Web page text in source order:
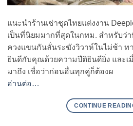
แนะนำร้านเช่าชุดไทยแต่งงาน
เป็นที่นิยมมากที่สุดในกทม. สำหรับว่า
ควงแขนกันลั่นระฆังวิวาห์ในไม่ช้า ท
ยินดีกับคุณด้วยความปีติยินดียิ่ง และเ
มาถึง เชื่อว่าก่อนอื่นทุกคู่ก็ต้องผ
อ่านต่อ…
CONTINUE